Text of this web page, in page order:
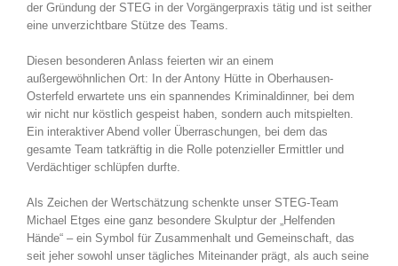
der Gründung der STEG in der Vorgängerpraxis tätig und ist seither
eine unverzichtbare Stütze des Teams.
Diesen besonderen Anlass feierten wir an einem
außergewöhnlichen Ort: In der Antony Hütte in Oberhausen-
Osterfeld erwartete uns ein spannendes Kriminaldinner, bei dem
wir nicht nur köstlich gespeist haben, sondern auch mitspielten.
Ein interaktiver Abend voller Überraschungen, bei dem das
gesamte Team tatkräftig in die Rolle potenzieller Ermittler und
Verdächtiger schlüpfen durfte.
Als Zeichen der Wertschätzung schenkte unser STEG-Team
Michael Etges eine ganz besondere Skulptur der „Helfenden
Hände“ – ein Symbol für Zusammenhalt und Gemeinschaft, das
seit jeher sowohl unser tägliches Miteinander prägt, als auch seine